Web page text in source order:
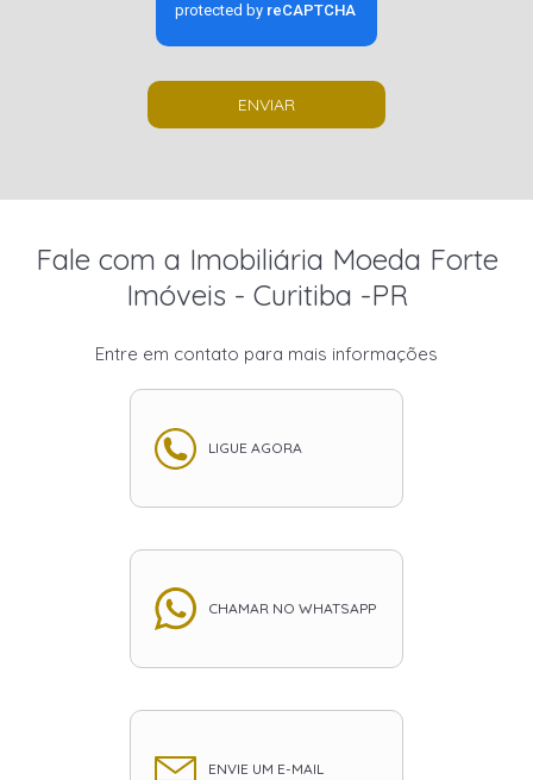
ENVIAR
Fale com a Imobiliária Moeda Forte
Imóveis - Curitiba -PR
Entre em contato para mais informações
LIGUE AGORA
CHAMAR NO WHATSAPP
ENVIE UM E-MAIL